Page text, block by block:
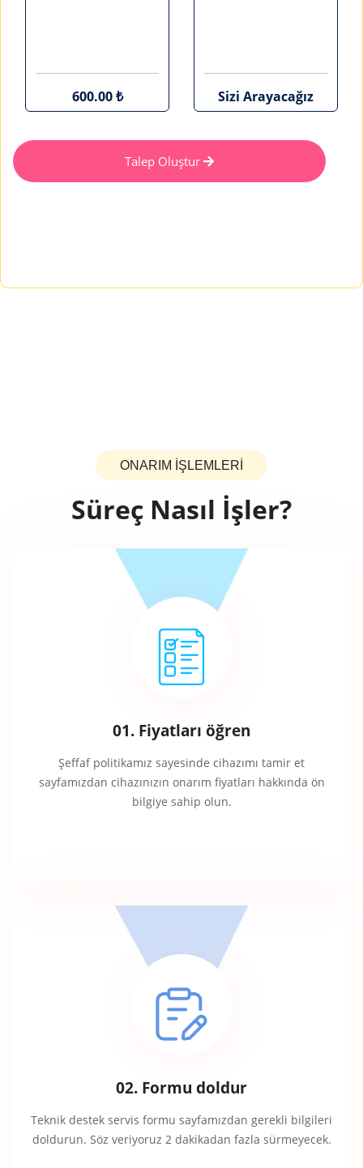
600.00 ₺ Sizi Arayacağız
Talep Oluştur
ONARIM İŞLEMLERİ
Süreç Nasıl İşler?
01. Fiyatları öğren
Şeffaf politikamız sayesinde cihazımı tamir et
sayfamızdan cihazınızın onarım fiyatları hakkında ön
bilgiye sahip olun.
02. Formu doldur
Teknik destek servis formu sayfamızdan gerekli bilgileri
doldurun. Söz veriyoruz 2 dakikadan fazla sürmeyecek.